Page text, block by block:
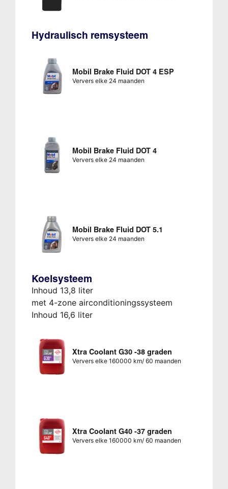
Hydraulisch remsysteem
Mobil Brake Fluid DOT 4 ESP
Ververs elke 24 maanden
Mobil Brake Fluid DOT 4
Ververs elke 24 maanden
Mobil Brake Fluid DOT 5.1
Ververs elke 24 maanden
Koelsysteem
Inhoud 13,8 liter
met 4-zone airconditioningssysteem
Inhoud 16,6 liter
Xtra Coolant G30 -38 graden
Ververs elke 160000 km/ 60 maanden
Xtra Coolant G40 -37 graden
Ververs elke 160000 km/ 60 maanden